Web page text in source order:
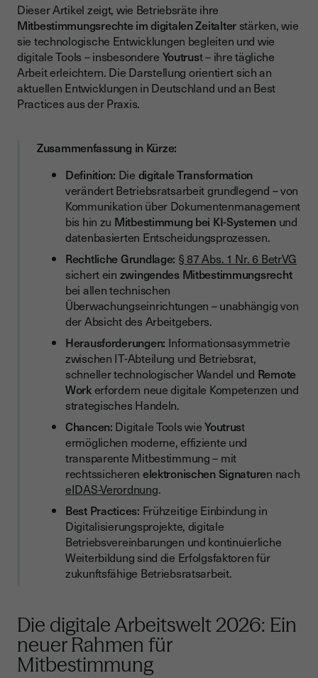
Remote Work erschwert persönlichen Austausch
Wie Betriebsräte den digitalen Wandel aktiv mitgestalten
Transparente, moderne Kommunikation
Mitbestimmung von Anfang an sicherstellen
Zusammenarbeit mit dem Wirtschaftsausschuss stärken
Best Practices aus der Praxis
Praxisbeispiel: Einführung eines digitalen
Zeiterfassungssystems
Praxisbeispiel: KI im Recruiting
Praxisbeispiel: Digitale Betriebsversammlungen
Digitale Tools für moderne Betriebsratsarbeit
Kommunikationstools
Dokumentenworkflows
Tools zur Analyse
Die Rolle digitaler Signaturen – warum Youtrust (Youtrust)
Betriebsräte unterstützt
Warum digitale Signaturen unverzichtbar sind
Vorteile von Youtrust
Mitbestimmung stärken – digitale Zukunft gestalten
Erkenntnisse der Forschung zur Mitbestimmung
Dieser Artikel zeigt, wie Betriebsräte ihre
Mitbestimmungsrechte im digitalen Zeitalterstärken, wie
sie technologische Entwicklungen begleiten und wie
digitale Tools – insbesondere Youtrust – ihre tägliche
Arbeit erleichtern. Die Darstellung orientiert sich an
aktuellen Entwicklungen in Deutschland und an Best
Practices aus der Praxis.
Zusammenfassung in Kürze:
Definition: Die digitale Transformation
verändert Betriebsratsarbeit grundlegend – von
Kommunikation über Dokumentenmanagement
bis hin zu Mitbestimmung bei KI-Systemenund
datenbasierten Entscheidungsprozessen.
Rechtliche Grundlage: § 87 Abs. 1 Nr. 6 BetrVG
sichert ein zwingendes Mitbestimmungsrecht
bei allen technischen
Überwachungseinrichtungen – unabhängig von
der Absicht des Arbeitgebers.
Herausforderungen: Informationsasymmetrie
zwischen IT-Abteilung und Betriebsrat,
schneller technologischer Wandel und Remote
Workerfordern neue digitale Kompetenzen und
strategisches Handeln.
Chancen: Digitale Tools wieYoutrust
ermöglichen moderne, effiziente und
transparente Mitbestimmung – mit
rechtssicheren elektronischen Signaturen nach
eIDAS-Verordnung.
Best Practices: Frühzeitige Einbindung in
Digitalisierungsprojekte, digitale
Betriebsvereinbarungen und kontinuierliche
Weiterbildung sind die Erfolgsfaktoren für
zukunftsfähige Betriebsratsarbeit.
Die digitale Arbeitswelt 2026: Ein
neuer Rahmen für
Mitbestimmung